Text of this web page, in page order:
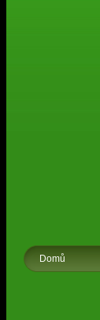
Domů